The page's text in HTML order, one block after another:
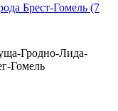
Брест-Гомель (7
Гродно-Лида-
Гомель